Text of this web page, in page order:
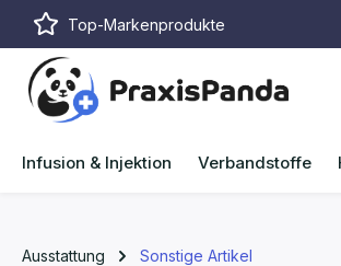
Hauptinhalt springen
Zur Suche springen
Zur Hauptnavigation springen
Top-Markenprodukte
Infusion & Injektion Verbandstoffe
Ausstattung Sonstige Artikel